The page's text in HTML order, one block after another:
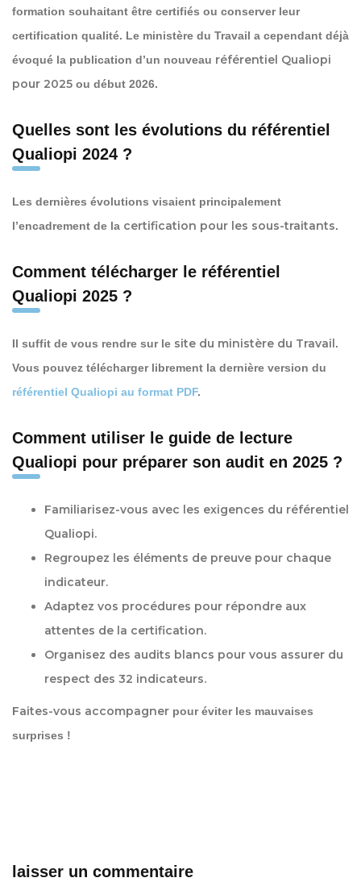
formation souhaitant être certifiés ou conserver leur
certification qualité. Le ministère du Travail a cependant déjà
évoqué la publication d’un nouveau référentiel Qualiopi
pour 2025 ou début 2026.
Quelles sont les évolutions du référentiel
Qualiopi 2024 ?
Les dernières évolutions visaient principalement
l’encadrement de la certification pour les sous-traitants.
Comment télécharger le référentiel
Qualiopi 2025 ?
Il suffit de vous rendre sur le site du ministère du Travail.
Vous pouvez télécharger librement la dernière version du
référentiel Qualiopi au format PDF.
Comment utiliser le guide de lecture
Qualiopi pour préparer son audit en 2025 ?
Familiarisez-vous avec les exigences du référentiel
Qualiopi.
Regroupez les éléments de preuve pour chaque
indicateur.
Adaptez vos procédures pour répondre aux
attentes de la certification.
Organisez des audits blancs pour vous assurer du
respect des 32 indicateurs.
Faites-vous accompagner pour éviter les mauvaises
surprises !
laisser un commentaire